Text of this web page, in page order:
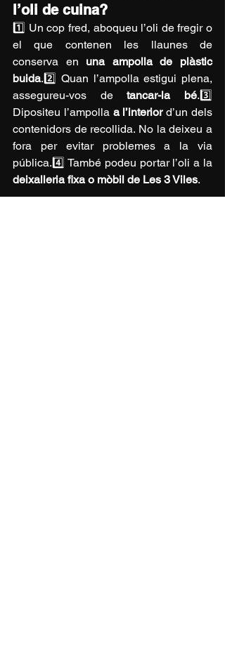
l’oli de cuina?
1️⃣ Un cop fred, aboqueu l’oli de fregir o
el que contenen les llaunes de
conserva en una ampolla de plàstic
buida.2️⃣ Quan l’ampolla estigui plena,
assegureu-vos de tancar-la bé.3️⃣
Dipositeu l’ampolla a l’interior d’un dels
contenidors de recollida. No la deixeu a
fora per evitar problemes a la via
deixalleria fixa o mòbil de Les 3 Viles.